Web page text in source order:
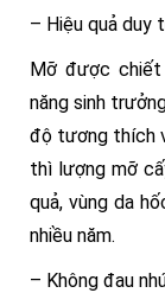
– Hiệu quả duy
Mỡ được
năng sinh
độ tương thích
thì lượng mỡ
quả, vùng da
nhiều năm.
– Không đau